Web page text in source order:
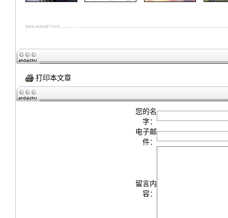
打印本文章
您的名
字：
电子邮
件：
留言内
容：